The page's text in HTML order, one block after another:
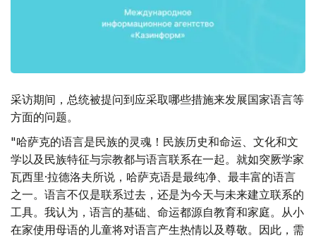
采访期间，总统被提问到应采取哪些措施来发展国家语言等
方面的问题。
"哈萨克的语言是民族的灵魂！民族历史和命运、文化和文
学以及民族特征与宗教都与语言联系在一起。就如突厥学家
瓦西里·拉德洛夫所说，哈萨克语是最纯净、最丰富的语言
之一。语言不仅是联系过去，还是为今天与未来建立联系的
工具。我认为，语言的基础、命运都源自教育和家庭。从小
在家使用母语的儿童将对语言产生热情以及尊敬。因此，需